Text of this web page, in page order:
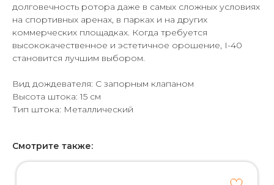
долговечность ротора даже в самых сложных условиях
на спортивных аренах, в парках и на других
коммерческих площадках. Когда требуется
высококачественное и эстетичное орошение, I-40
становится лучшим выбором.
Вид дождевателя: С запорным клапаном
Высота штока: 15 см
Тип штока: Металлический
Смотрите также:
Хотите